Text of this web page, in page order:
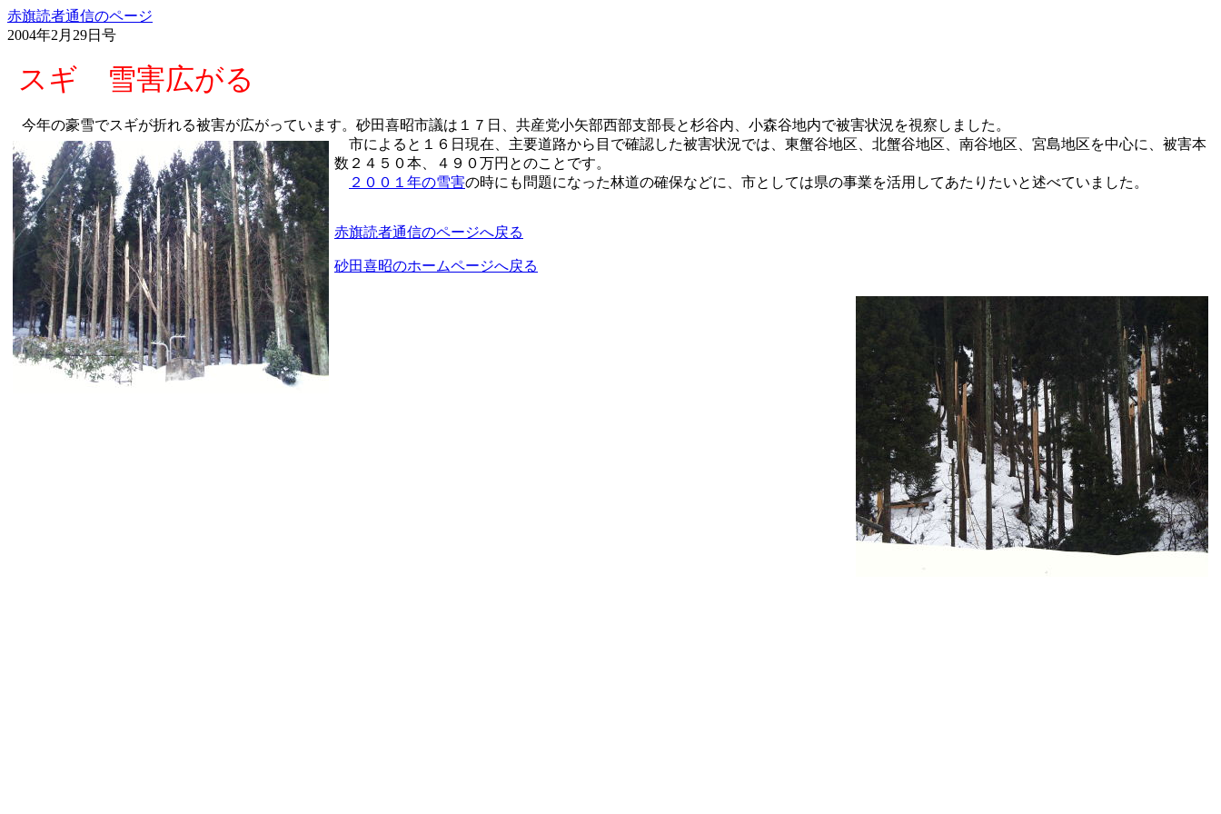
赤旗読者通信のページ
2004年2月29日号
スギ 雪害広がる
今年の豪雪でスギが折れる被害が広がっています。砂田喜昭市議は１７日、共産党小矢部西部支部長と杉谷内、小森谷地内で被害状況を視察 しました。
市によると１６日現在、主要道路から目で確認した被害状況では、東蟹谷地区、北蟹谷地区、南谷地区、宮島地区を中心に、被害本
数２４５０本、４９０万円とのことです。
２００１年の雪害の時にも問題になった林道の確保などに、市としては県の事業を活用してあたりたいと述べていました。
赤旗読者通信のページへ戻る
砂田喜昭のホームページへ戻る